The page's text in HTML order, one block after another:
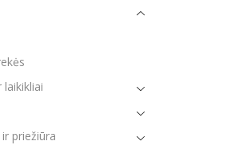
laikikliai
priežiūra